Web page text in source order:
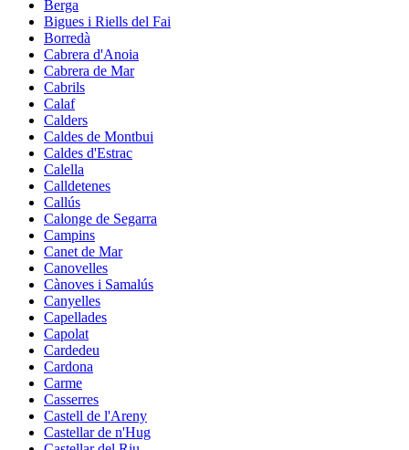
Berga
Bigues i Riells del Fai
Borredà
Cabrera d'Anoia
Cabrera de Mar
Cabrils
Calaf
Calders
Caldes de Montbui
Caldes d'Estrac
Calella
Calldetenes
Callús
Calonge de Segarra
Campins
Canet de Mar
Canovelles
Cànoves i Samalús
Canyelles
Capellades
Capolat
Cardedeu
Cardona
Carme
Casserres
Castell de l'Areny
Castellar de n'Hug